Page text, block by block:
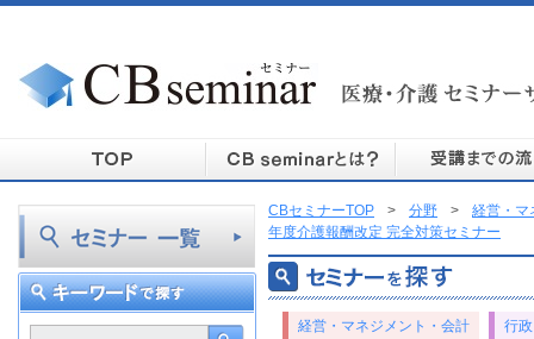
CBセミナーTOP > 分野 >
経営・マ
年度介護報酬改定 完全対策セミナー
経営・マネジメント・会計 行